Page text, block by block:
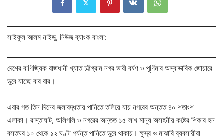
সাইফুল আলম নাইডু, নিউজ ব্যাংক বাংলা:
দেশের বাণিজ্যিক রাজধানী খ্যাত চট্টগ্রাম নগর ভারী বর্ষণ ও পূর্ণিমার অস্বাভাবিক জোয়ারে
ডুবে যাচ্ছে বার বার।
এবার গত তিন দিনের জলাবদ্ধতায় পানিতে তলিয়ে যায় নগরের অন্তত ৪০ শতাংশ
এলাকা। রাস্তাঘাট, অলিগলি ও নগরের অন্তত ১৫ লাখ মানুষ অসহনীয় কষ্টের শিকার হন
বসতঘর ১০ থেকে ১২ ঘণ্টা পর্যন্ত পানিতে ডুবে থাকায়। ক্ষুদ্র ও মাঝারি ব্যবসায়ীরা